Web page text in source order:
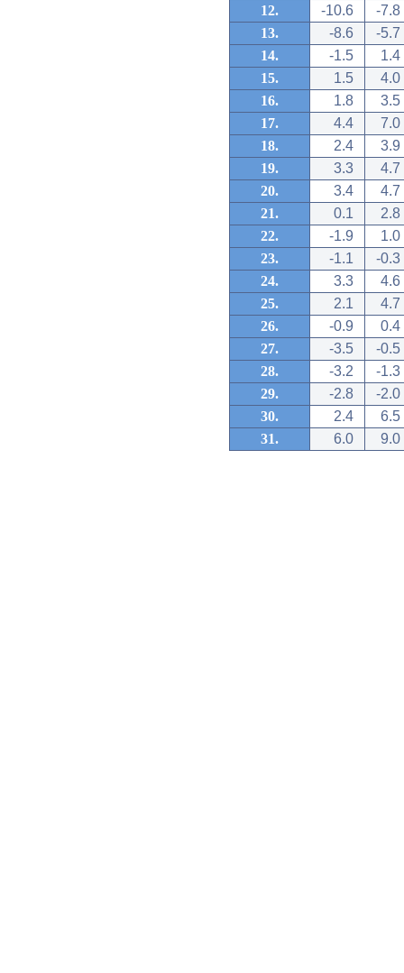
12.
-10.6
-7.8
13.
-8.6
-5.7
14.
-1.5
1.4
15.
1.5
4.0
16.
1.8
3.5
17.
4.4
7.0
18.
2.4
3.9
19.
3.3
4.7
20.
3.4
4.7
21.
0.1
2.8
22.
-1.9
1.0
23.
-1.1
-0.3
24.
3.3
4.6
25.
2.1
4.7
26.
-0.9
0.4
27.
-3.5
-0.5
28.
-3.2
-1.3
29.
-2.8
-2.0
30.
2.4
6.5
31.
6.0 9.0